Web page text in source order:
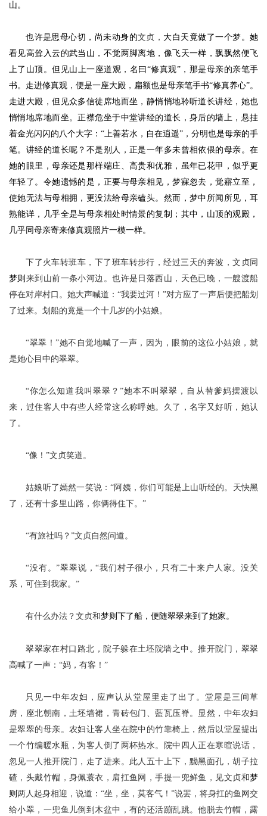
山。
也许是思母心切，尚未动身的文贞， 大白天竟做了一个梦。她
看见高耸入云的武当山，不觉两脚离地，像飞天一样，飘飘然便飞
上了山顶。但见山上一座道观，名曰 “修真观”，那是母亲的亲笔手
书。走进修真观，便是一座大殿，扁额也是母亲笔手书“修真养心”。
走进大殿，但见众多信徒席地而坐，静悄悄地聆听道长讲经，她也
悄悄地席地而坐。正襟危坐于中堂讲经的道长，身后的墙上，悬挂
着金光闪闪的八个大字：“上善若水，自在逍遥”，分明也是母亲的手
笔。讲经的道长呢？不是别人，正是一年多未曾相依偎的母亲。在
她的眼里，母亲还是那样端庄、高贵和优雅，虽年已花甲，似乎更
年轻了。令她遗憾的是，正要与母亲相见，梦寐忽去，觉寤立至，
使她无法与母相拥，更没法给母亲磕头。然而，梦中所闻所见，耳
熟能详，几乎全是与母亲相处时情景的复制；其中，山顶的观殿，
几乎同母亲寄来修真观照片一模一样。
下了火车转班车，下了班车转步行，经过三天的奔波，文贞同
梦则 来到山前一条小河边。也许是日落西山，天色已晚，一艘渡船
停在对岸村口。她大声喊道： “我要过河！”对方应了一声后便把船划
了过来。划船的竟是一个十几岁的小姑娘。
“翠翠！”她不自觉地喊了一声，因为，眼前的这位小姑娘，就
是她心目中的翠翠。
“你怎么知道我叫翠翠？”她本不叫翠翠，自从替爹妈摆渡以
来，过住客人中有些人经常这么称呼她。久了，名字又好听，她认
了。
“像！”文贞笑道。
姑娘听了嫣然一笑说：“阿姨，你们可能是上山听经的。天快黑
了，还有十多里山路，你俩得住下。”
“有旅社吗？”文贞自然问道。
“没有。”翠翠说，“我们村子很小，只有二十来户人家。没关
系，可住到我家。”
有什么办法？文贞和梦则下了船，便随翠翠来到了她家。
翠翠家在村口路北，院子躲在土坯院墙之中。推开院门，翠翠
高喊了一声： “妈，有客！”
只见一中年农妇，应声认从堂屋里走了出了。堂屋是三间草
房，座北朝南，土坯墙裙，青砖包门、藍瓦压脊。显然，中年农妇
是翠翠的母亲。农妇让客人坐在院中的竹靠椅上，然后以堂屋提出
一个竹编暖水瓶，为客人倒了两杯热水。院中四人正在寒暄说话，
忽见一人推开院门，走了进来。此人五十上下，黝黑面孔，胡子拉
碴，头戴竹帽，身佩蓑衣，肩扛鱼网，手提一兜鲜鱼，见文贞和梦
则 两人起身相迎，说道： “坐，坐，莫客气！”说罢，将身扛的鱼网交
给小翠，一兜鱼儿倒到木盆中，有的还活蹦乱跳。他脱去竹帽，露